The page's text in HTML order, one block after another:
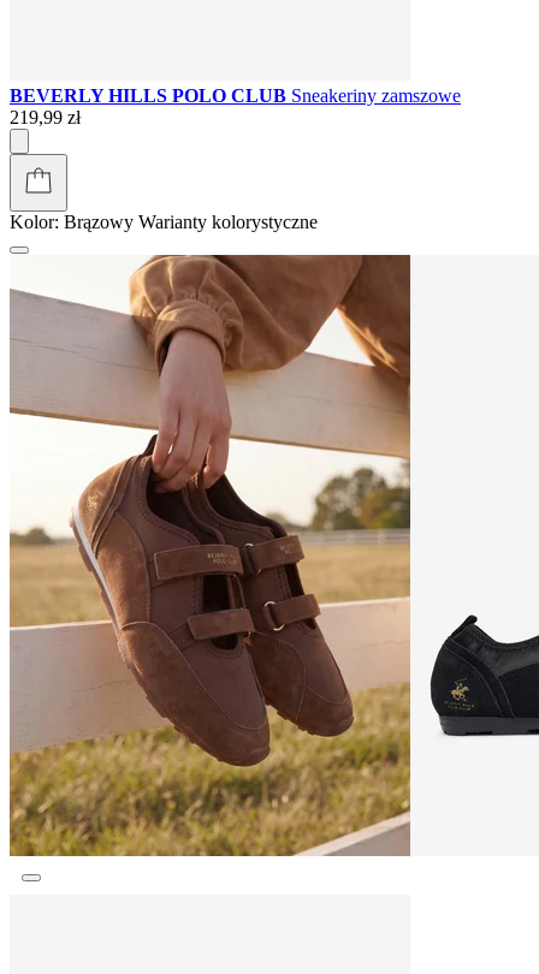
BEVERLY HILLS POLO CLUB Sneakeriny zamszowe
219,99 zł
Kolor: Brązowy Warianty kolorystyczne